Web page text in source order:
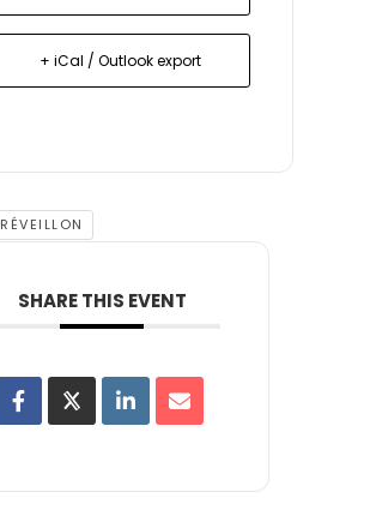
+ iCal / Outlook export
RÉVEILLON
SHARE THIS EVENT